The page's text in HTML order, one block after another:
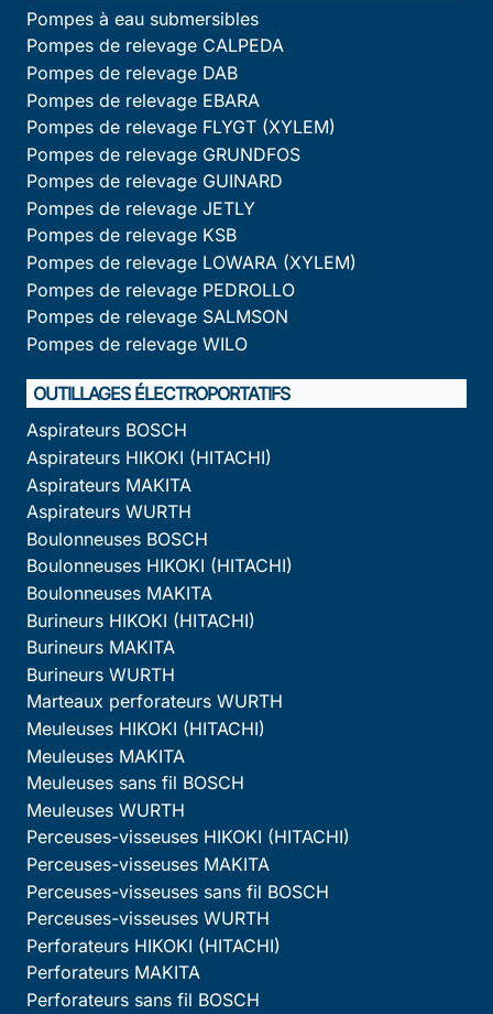
Pompes à eau submersibles
Pompes de relevage CALPEDA
Pompes de relevage DAB
Pompes de relevage EBARA
Pompes de relevage FLYGT (XYLEM)
Pompes de relevage GRUNDFOS
Pompes de relevage GUINARD
Pompes de relevage JETLY
Pompes de relevage KSB
Pompes de relevage LOWARA (XYLEM)
Pompes de relevage PEDROLLO
Pompes de relevage SALMSON
Pompes de relevage WILO
OUTILLAGES ÉLECTROPORTATIFS
Aspirateurs BOSCH
Aspirateurs HIKOKI (HITACHI)
Aspirateurs MAKITA
Aspirateurs WURTH
Boulonneuses BOSCH
Boulonneuses HIKOKI (HITACHI)
Boulonneuses MAKITA
Burineurs HIKOKI (HITACHI)
Burineurs MAKITA
Burineurs WURTH
Marteaux perforateurs WURTH
Meuleuses HIKOKI (HITACHI)
Meuleuses MAKITA
Meuleuses sans fil BOSCH
Meuleuses WURTH
Perceuses-visseuses HIKOKI (HITACHI)
Perceuses-visseuses MAKITA
Perceuses-visseuses sans fil BOSCH
Perceuses-visseuses WURTH
Perforateurs HIKOKI (HITACHI)
Perforateurs MAKITA
Perforateurs sans fil BOSCH